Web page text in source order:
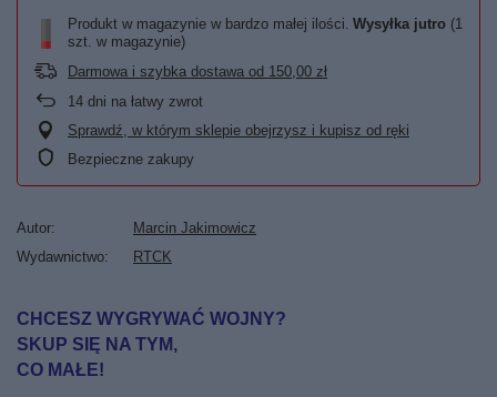
Produkt w magazynie w bardzo małej ilości Wysyłka jutro (1
szt. w magazynie)
Darmowa i szybka dostawa od 150,00 zł
14 dni na łatwy zwrot
Sprawdź, w którym sklepie obejrzysz i kupisz od ręki
Bezpieczne zakupy
Autor
Marcin Jakimowicz
Wydawnictwo
RTCK
CHCESZ WYGRYWAĆ WOJNY?
SKUP SIĘ NA TYM,
CO MAŁE!